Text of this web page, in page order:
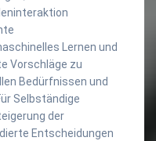
Lernen und
Vorschläge zu
Bedürfnissen und
Selbständige
der
Entscheidungen